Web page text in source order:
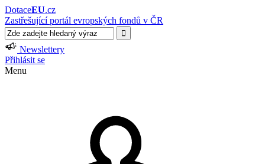
DotaceEU.cz
Zastřešující portál evropských fondů v ČR
Newslettery
Přihlásit se
Menu